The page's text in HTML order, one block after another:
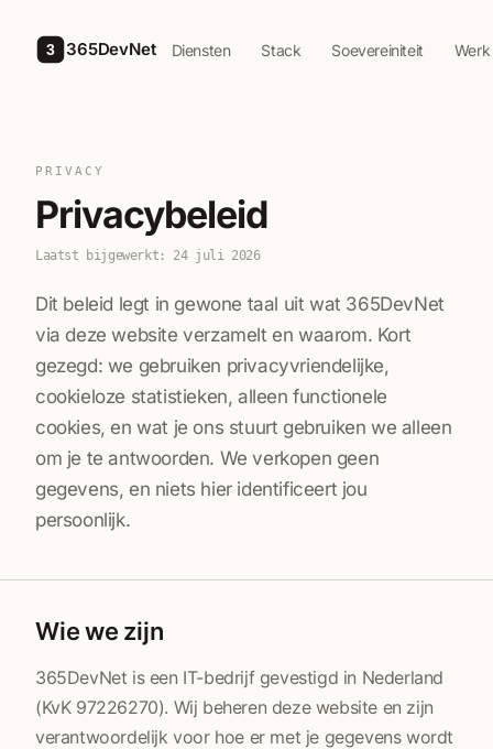
3 365DevNet Diensten Stack Soevereiniteit Werk
PRIVACY
Privacybeleid
Laatst bijgewerkt: 24 juli 2026
Dit beleid legt in gewone taal uit wat 365DevNet
via deze website verzamelt en waarom. Kort
gezegd: we gebruiken privacyvriendelijke,
cookieloze statistieken, alleen functionele
cookies, en wat je ons stuurt gebruiken we alleen
om je te antwoorden. We verkopen geen
gegevens, en niets hier identificeert jou
persoonlijk.
Wie we zijn
365DevNet is een IT-bedrijf gevestigd in Nederland
(KvK 97226270). Wij beheren deze website en zijn
verantwoordelijk voor hoe er met je gegevens wordt